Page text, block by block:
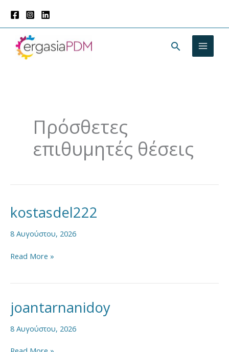
στο
περιεχόμενο
Πρόσθετες
επιθυμητές θέσεις
kostasdel222
8 Αυγούστου, 2026
kostasdel222
Read More »
joantarnanidoy
8 Αυγούστου, 2026
joantarnanidoy